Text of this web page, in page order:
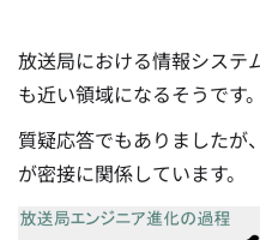
放送局における情報システ
も近い領域になるそうです。
質疑応答でもありましたが
が密接に関係しています。